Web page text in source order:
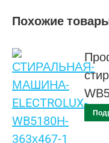
Похожие